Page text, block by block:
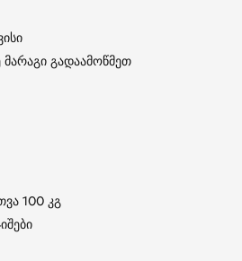
გადაამოწმეთ
100 კგ